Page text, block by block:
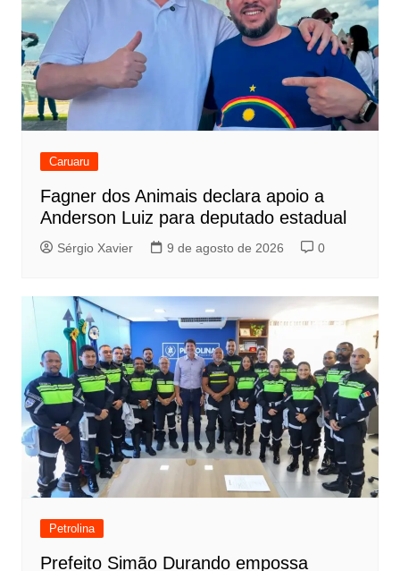
Caruaru
Fagner dos Animais declara apoio a
Anderson Luiz para deputado estadual
Sérgio Xavier 9 de agosto de 2026 0
Petrolina
Prefeito Simão Durando empossa